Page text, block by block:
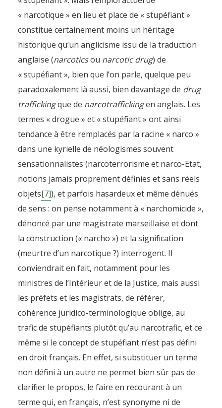
« narcotique » en lieu et place de « stupéfiant »
constitue certainement moins un héritage
historique qu’un anglicisme issu de la traduction
anglaise (narcoticsou narcotic drug) de
« stupéfiant », bien que l’on parle, quelque peu
paradoxalement là aussi, bien davantage de drug
traffickingque de narcotraffickingen anglais. Les
termes « drogue » et « stupéfiant » ont ainsi
tendance à être remplacés par la racine « narco »
dans une kyrielle de néologismes souvent
sensationnalistes (narcoterrorisme et narco-Etat,
notions jamais proprement définies et sans réels
objets[7]), et parfois hasardeux et même dénués
de sens : on pense notamment à « narchomicide »,
dénoncé par une magistrate marseillaise et dont
la construction (« narcho ») et la signification
(meurtre d’un narcotique ?) interrogent. Il
conviendrait en fait, notamment pour les
ministres de l’Intérieur et de la Justice, mais aussi
les préfets et les magistrats, de référer,
cohérence juridico-terminologique oblige, au
trafic de stupéfiants plutôt qu’au narcotrafic, et ce
même si le concept de stupéfiant n’est pas défini
en droit français. En effet, si substituer un terme
non défini à un autre ne permet bien sûr pas de
clarifier le propos, le faire en recourant à un
terme qui, en français, n’est synonyme ni de